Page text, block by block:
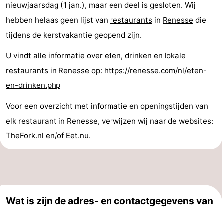
nieuwjaarsdag (1 jan.), maar een deel is gesloten. Wij
hebben helaas geen lijst van restaurants in Renesse die
tijdens de kerstvakantie geopend zijn.
U vindt alle informatie over eten, drinken en lokale
restaurants in Renesse op: https://renesse.com/nl/eten-
en-drinken.php
Voor een overzicht met informatie en openingstijden van
elk restaurant in Renesse, verwijzen wij naar de websites:
TheFork.nl en/of Eet.nu.
Wat is zijn de adres- en contactgegevens van